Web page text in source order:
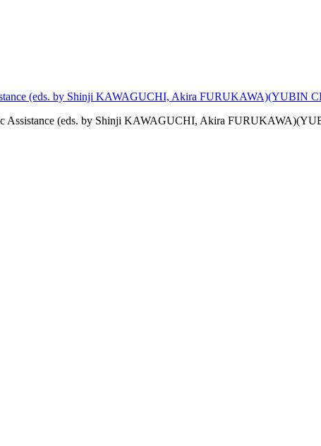
(eds. by Shinji KAWAGUCHI, Akira
Assistance (eds. by Shinji KAWAGUCHI, Akira